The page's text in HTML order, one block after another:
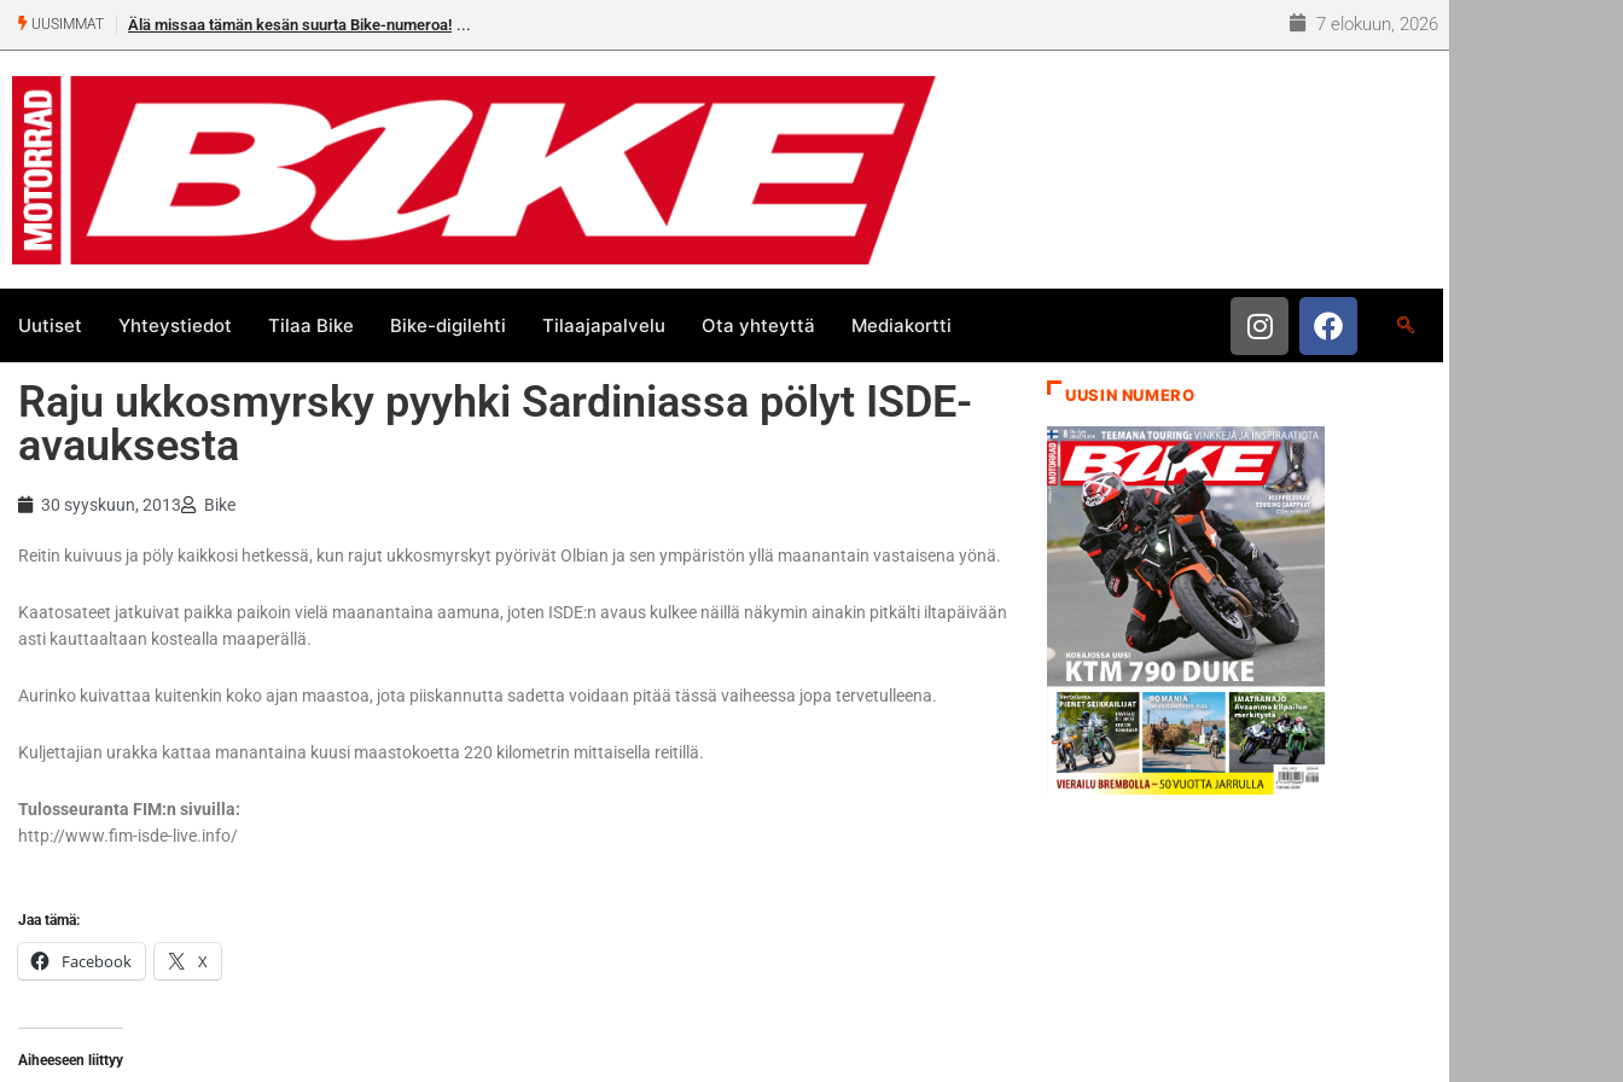
UUSIMMAT Älä missaa tämän kesän suurta Bike-numeroa! 7 elokuun, 2026
Uutiset Yhteystiedot Tilaa Bike Bike-digilehti Tilaajapalvelu Ota yhteyttä Mediakortti
Raju ukkosmyrsky pyyhki Sardiniassa pölyt ISDE-
avauksesta
30 syyskuun, 2013 Bike
Reitin kuivuus ja pöly kaikkosi hetkessä, kun rajut ukkosmyrskyt pyörivät Olbian ja sen ympäristön yllä maanantain vastaisena yönä.
Kaatosateet jatkuivat paikka paikoin vielä maanantaina aamuna, joten ISDE:n avaus kulkee näillä näkymin ainakin pitkälti iltapäivään
asti kauttaaltaan kostealla maaperällä.
Aurinko kuivattaa kuitenkin koko ajan maastoa, jota piiskannutta sadetta voidaan pitää tässä vaiheessa jopa tervetulleena.
Kuljettajian urakka kattaa manantaina kuusi maastokoetta 220 kilometrin mittaisella reitillä.
Tulosseuranta FIM:n sivuilla:
http://www.fim-isde-live.info/
Jaa tämä:
Facebook X
Aiheeseen liittyy
UUSIN NUMERO